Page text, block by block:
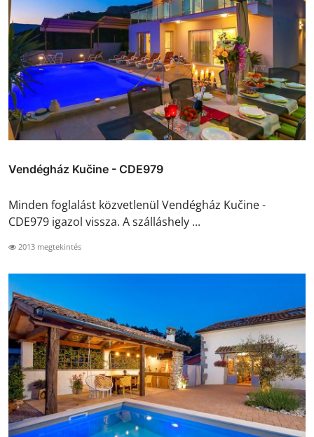
Vendégház Kučine - CDE979
Minden foglalást közvetlenül Vendégház Kučine -
CDE979 igazol vissza. A szálláshely ...
2013 megtekintés